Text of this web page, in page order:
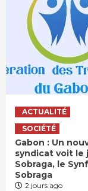
ACTUALITÉ
SOCIÉTÉ
Gabon : Un
syndicat voit le
Sobraga, le
Sobraga
2 jours ago